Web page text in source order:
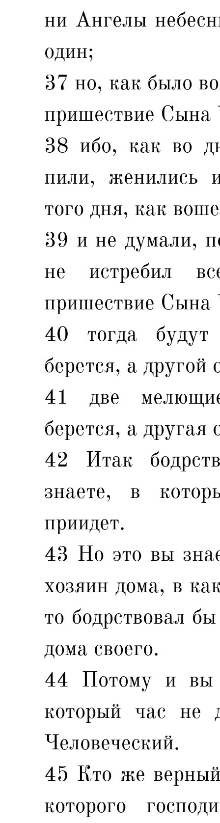
ни Ангелы
один;
37 но, как было
пришествие Сына
38 ибо, как во
пили, женились
того дня, как
39 и не думали,
не истребил
пришествие Сына
40 тогда
берется, а другой
41 две
берется, а другая
42 Итак
знаете, в
приидет.
43 Но это вы
хозяин дома, в
то бодрствовал
дома своего.
44 Потому и вы
который час не
Человеческий.
45 Кто же
которого